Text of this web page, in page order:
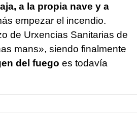
a la propia nave y a
empezar el incendio.
de Urxencias Sanitarias de
mans», siendo finalmente
del fuego es todavía